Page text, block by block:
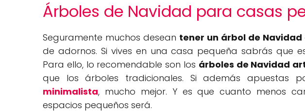
Árboles de Navidad para casas
Seguramente muchos desean tener un árbol de Navidad
de adornos. Si vives en una casa pequeña sabrás que
Para ello, lo recomendable son los árboles de Navidad
que los árboles tradicionales. Si además apuestas
minimalista, mucho mejor. Y es que cuanto menos
espacios pequeños será.